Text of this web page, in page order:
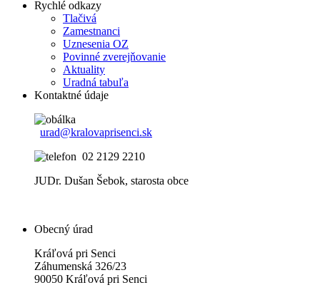
Rychlé odkazy
Tlačivá
Zamestnanci
Uznesenia OZ
Povinné zverejňovanie
Aktuality
Uradná tabuľa
Kontaktné údaje
urad@kralovaprisenci.sk
02 2129 2210
JUDr. Dušan Šebok, starosta obce
Obecný úrad
Kráľová pri Senci
Záhumenská 326/23
90050 Kráľová pri Senci